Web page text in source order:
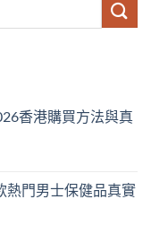
香港購買方法與真
熱門男士保健品真實